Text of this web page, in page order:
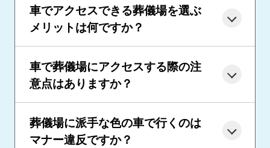
車でアクセスできる葬儀場を選ぶ
メリットは何ですか？
車で葬儀場にアクセスする際の注
意点はありますか？
葬儀場に派手な色の車で行くのは
マナー違反ですか？